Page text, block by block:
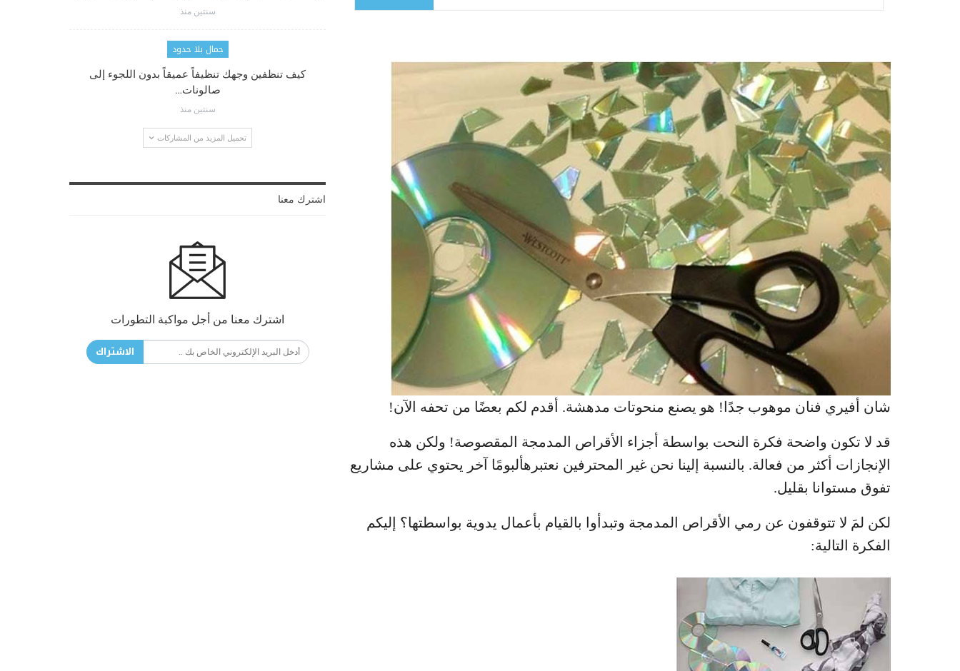
شان أفيري فنان موهوب جدًا! هو يصنع منحوتات مدهشة. أقدم لكم بعضًا من تحفه الآن!
قد لا تكون واضحة فكرة النحت بواسطة أجزاء الأقراص المدمجة المقصوصة! ولكن هذه
الإنجازات أكثر من فعالة. بالنسبة إلينا نحن غير المحترفين نعتبرهألبومًا آخر يحتوي على مشاريع
تفوق مستوانا بقليل.
لكن لمَ لا تتوقفون عن رمي الأقراص المدمجة وتبدأوا بالقيام بأعمال يدوية بواسطتها؟ إليكم
الفكرة التالية:
سنتين منذ
جمال بلا حدود
كيف تنظفين وجهك تنظيفاً عميقاً بدون اللجوء إلى
صالونات…
سنتين منذ
تحميل المزيد من المشاركات
اشترك معنا
اشترك معنا من أجل مواكبة التطورات
الاشتراك